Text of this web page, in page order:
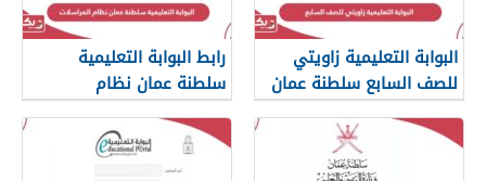
البوابة التعليمية زاويتي
للصف السابع سلطنة عمان
رابط البوابة التعليمية
سلطنة عمان نظام
المراسلات الإلكتروني